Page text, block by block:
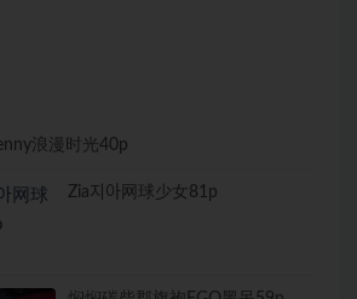
浪漫时光40p
Zia지아网球少女81p